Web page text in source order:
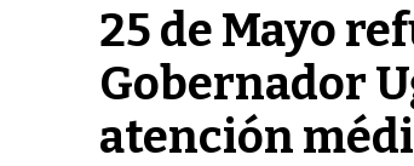
25 de Mayo
Gobernador
atención